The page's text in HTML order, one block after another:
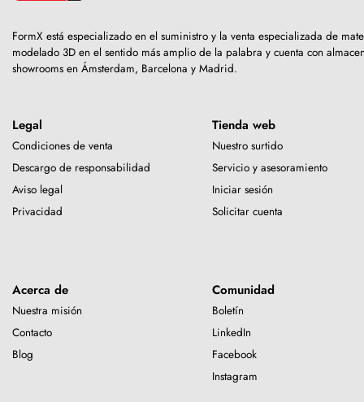
FormX está especializado en el suministro y la venta especializada de
modelado 3D en el sentido más amplio de la palabra y cuenta con
showrooms en Ámsterdam, Barcelona y Madrid.
Legal
Condiciones de venta
Descargo de responsabilidad
Aviso legal
Privacidad
Tienda web
Nuestro surtido
Servicio y asesoramiento
Iniciar sesión
Solicitar cuenta
Acerca de
Nuestra misión
Contacto
Blog
Comunidad
Boletín
LinkedIn
Facebook
Instagram